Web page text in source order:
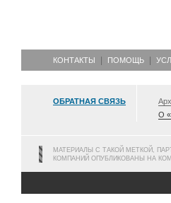
КОНТАКТЫ ПОМОЩЬ
ОБРАТНАЯ СВЯЗЬ
О
МАТЕРИАЛЫ С ТАКОЙ МЕТКОЙ,
КОМПАНИЙ ОПУБЛИКОВАНЫ НА